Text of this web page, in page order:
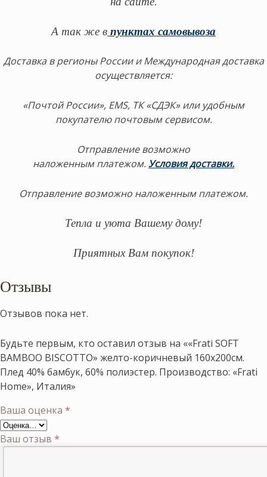
А так же в пунктах самовывоза
Доставка в регионы России и Международная доставка
осуществляется:
«Почтой России», EMS, ТК «СДЭК» или удобным
покупателю почтовым сервисом.
Отправление возможно
наложенным платежом.Условия доставки.
Отправление возможно наложенным платежом.
Тепла и уюта Вашему дому!
Приятных Вам покупок!
Отзывы
Отзывов пока нет.
Будьте первым, кто оставил отзыв на ««Frati SOFT
BAMBOO BISCOTTO» желто-коричневый 160х200см.
Плед 40% бамбук, 60% полиэстер. Производство: «Frati
Home», Италия»
Ваша оценка *
Ваш отзыв *